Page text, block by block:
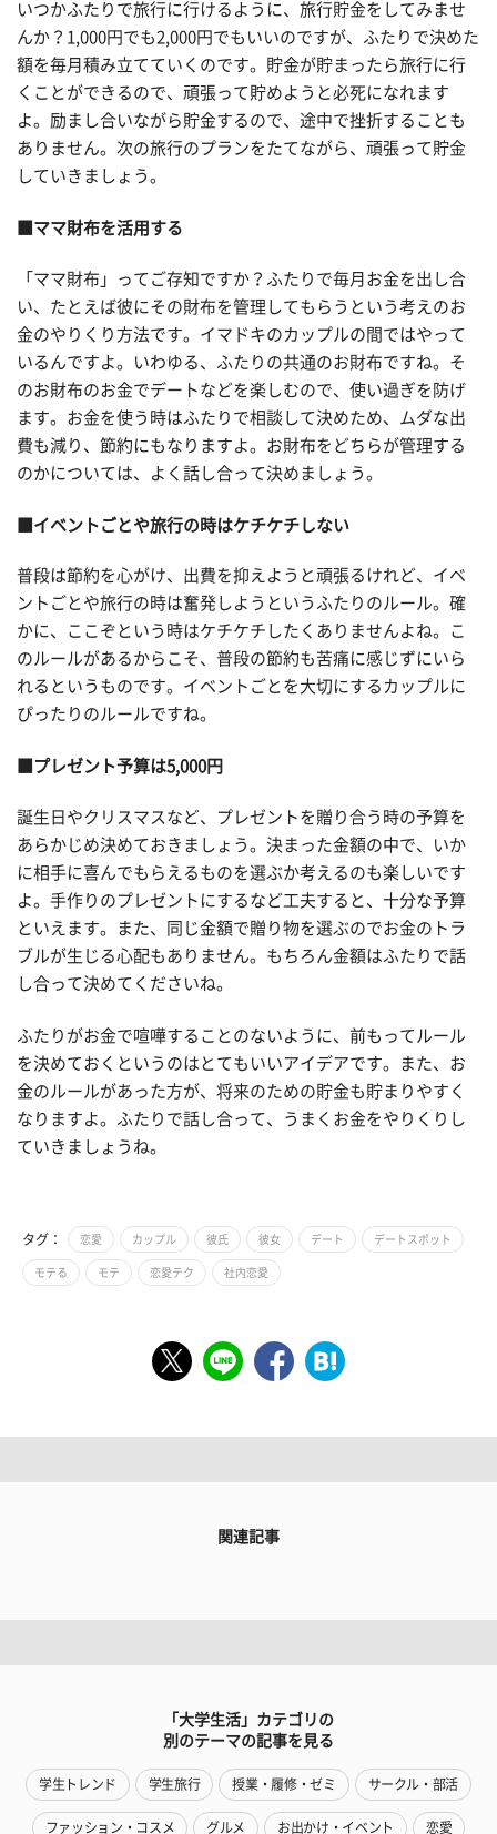
いつかふたりで旅行に行けるように、旅行貯金をしてみませ
んか？1,000円でも2,000円でもいいのですが、ふたりで決めた
額を毎月積み立てていくのです。貯金が貯まったら旅行に行
くことができるので、頑張って貯めようと必死になれます
よ。励まし合いながら貯金するので、途中で挫折することも
ありません。次の旅行のプランをたてながら、頑張って貯金
していきましょう。
■ママ財布を活用する
「ママ財布」ってご存知ですか？ふたりで毎月お金を出し合
い、たとえば彼にその財布を管理してもらうという考えのお
金のやりくり方法です。イマドキのカップルの間ではやって
いるんですよ。いわゆる、ふたりの共通のお財布ですね。そ
のお財布のお金でデートなどを楽しむので、使い過ぎを防げ
ます。お金を使う時はふたりで相談して決めため、ムダな出
費も減り、節約にもなりますよ。お財布をどちらが管理する
のかについては、よく話し合って決めましょう。
■イベントごとや旅行の時はケチケチしない
普段は節約を心がけ、出費を抑えようと頑張るけれど、イベ
ントごとや旅行の時は奮発しようというふたりのルール。確
かに、ここぞという時はケチケチしたくありませんよね。こ
のルールがあるからこそ、普段の節約も苦痛に感じずにいら
れるというものです。イベントごとを大切にするカップルに
ぴったりのルールですね。
■プレゼント予算は5,000円
誕生日やクリスマスなど、プレゼントを贈り合う時の予算を
あらかじめ決めておきましょう。決まった金額の中で、いか
に相手に喜んでもらえるものを選ぶか考えるのも楽しいです
よ。手作りのプレゼントにするなど工夫すると、十分な予算
といえます。また、同じ金額で贈り物を選ぶのでお金のトラ
ブルが生じる心配もありません。もちろん金額はふたりで話
し合って決めてくださいね。
ふたりがお金で喧嘩することのないように、前もってルール
を決めておくというのはとてもいいアイデアです。また、お
金のルールがあった方が、将来のための貯金も貯まりやすく
なりますよ。ふたりで話し合って、うまくお金をやりくりし
ていきましょうね。
タグ： 恋愛 カップル 彼氏 彼女 デート デートスポット
モテる モテ 恋愛テク 社内恋愛
関連記事
「大学生活」カテゴリの
別のテーマの記事を見る
学生トレンド 学生旅行 授業・履修・ゼミ サークル・部活
ファッション・コスメ グルメ お出かけ・イベント 恋愛